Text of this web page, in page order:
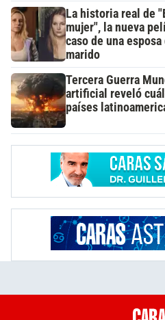
La historia real de
mujer", la nueva
caso de una
marido
Tercera Guerra
artificial reveló
países